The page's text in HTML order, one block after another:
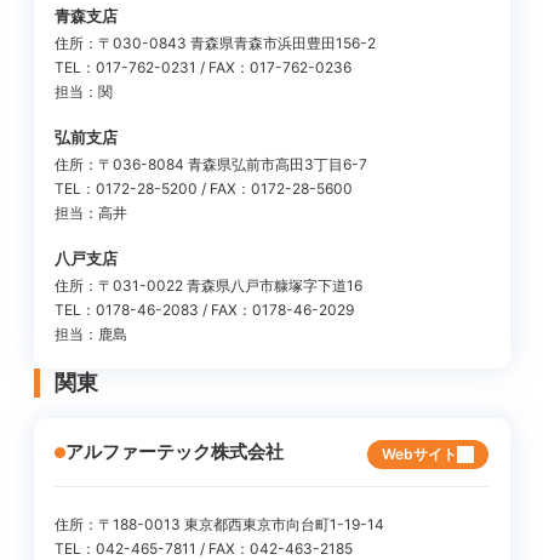
青森支店
住所：〒030-0843 青森県青森市浜田豊田156-2
TEL：017-762-0231 / FAX：017-762-0236
担当：関
弘前支店
住所：〒036-8084 青森県弘前市高田3丁目6-7
TEL：0172-28-5200 / FAX：0172-28-5600
担当：高井
八戸支店
住所：〒031-0022 青森県八戸市糠塚字下道16
TEL：0178-46-2083 / FAX：0178-46-2029
担当：鹿島
関東
アルファーテック株式会社 Webサイト
住所：〒188-0013 東京都西東京市向台町1-19-14
TEL：042-465-7811 / FAX：042-463-2185